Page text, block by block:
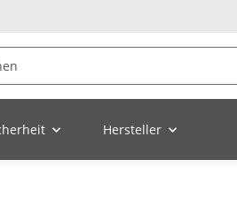
Hersteller